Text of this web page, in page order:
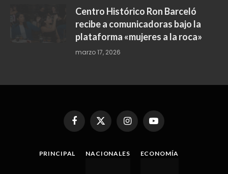
Centro Histórico Ron Barceló
recibe a comunicadoras bajo la
plataforma «mujeres a la roca»
marzo 17, 2026
FacebookX
(Twitter)
InstagramYouTube
PRINCIPAL NACIONALES ECONOMÍA